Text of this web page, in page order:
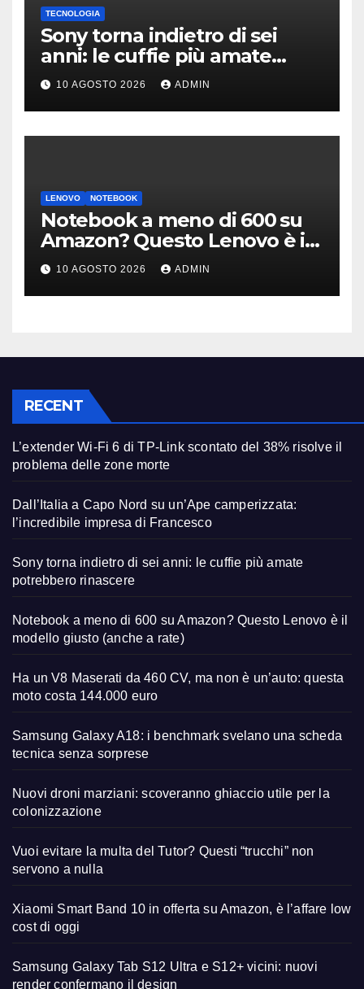
TECNOLOGIA
Sony torna indietro di sei
anni: le cuffie più amate
potrebbero rinascere
10 AGOSTO 2026 ADMIN
LENOVO NOTEBOOK
Notebook a meno di 600 su
Amazon? Questo Lenovo è il
modello giusto (anche a rate)
10 AGOSTO 2026 ADMIN
RECENT
L’extender Wi-Fi 6 di TP-Link scontato del 38% risolve il
problema delle zone morte
Dall’Italia a Capo Nord su un’Ape camperizzata:
l’incredibile impresa di Francesco
Sony torna indietro di sei anni: le cuffie più amate
potrebbero rinascere
Notebook a meno di 600 su Amazon? Questo Lenovo è il
modello giusto (anche a rate)
Ha un V8 Maserati da 460 CV, ma non è un’auto: questa
moto costa 144.000 euro
Samsung Galaxy A18: i benchmark svelano una scheda
tecnica senza sorprese
Nuovi droni marziani: scoveranno ghiaccio utile per la
colonizzazione
Vuoi evitare la multa del Tutor? Questi “trucchi” non
servono a nulla
Xiaomi Smart Band 10 in offerta su Amazon, è l’affare low
cost di oggi
Samsung Galaxy Tab S12 Ultra e S12+ vicini: nuovi
render confermano il design